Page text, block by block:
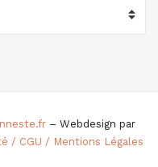
– Webdesign par
/ CGU / Mentions Légales